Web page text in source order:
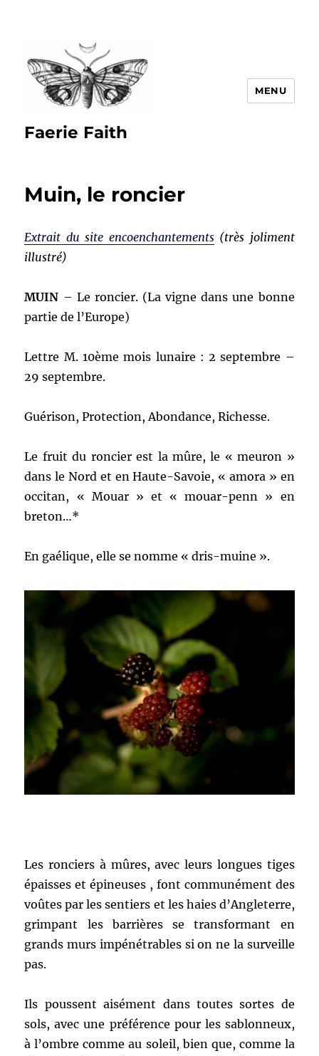
Faerie Faith
MENU
Muin, le roncier
Extrait du site encoenchantements(très joliment
illustré)
MUIN – Le roncier. (La vigne dans une bonne
partie de l’Europe)
Lettre M. 10ème mois lunaire : 2 septembre –
29 septembre.
Guérison, Protection, Abondance, Richesse.
Le fruit du roncier est la mûre, le « meuron »
dans le Nord et en Haute-Savoie, « amora » en
occitan, « Mouar » et « mouar-penn » en
breton…*
En gaélique, elle se nomme « dris-muine ».
Les ronciers à mûres, avec leurs longues tiges
épaisses et épineuses , font communément des
voûtes par les sentiers et les haies d’Angleterre,
grimpant les barrières se transformant en
grands murs impénétrables si on ne la surveille
pas.
Ils poussent aisément dans toutes sortes de
sols, avec une préférence pour les sablonneux,
à l’ombre comme au soleil, bien que, comme la